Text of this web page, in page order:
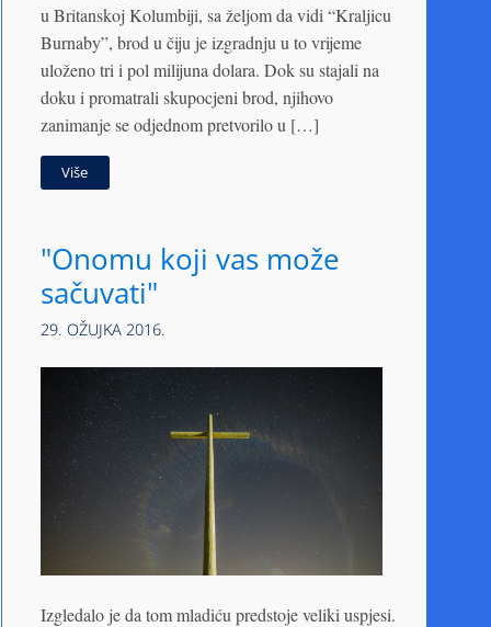
u Britanskoj Kolumbiji, sa željom da vidi “Kraljicu
Burnaby”, brod u čiju je izgradnju u to vrijeme
uloženo tri i pol milijuna dolara. Dok su stajali na
doku i promatrali skupocjeni brod, njihovo
zanimanje se odjednom pretvorilo u […]
Više
"Onomu koji vas može
sačuvati"
29. OŽUJKA 2016.
Izgledalo je da tom mladiću predstoje veliki uspjesi.